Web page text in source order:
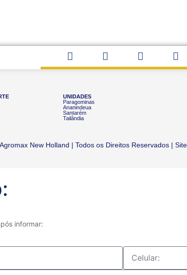
UNIDADES
Paragominas
Ananindeua
Santarém
Tailândia
New Holland | Todos os Direitos Reservados |
informar: